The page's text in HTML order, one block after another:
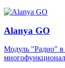
Alanya GO
Модуль "Радио" в